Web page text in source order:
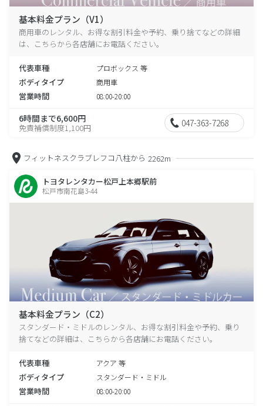
基本料金プラン（V1）
商用車のレンタル、お得な割引料金や予約、乗り捨てなどの詳細
は、こちらから各店舗にお電話ください。
代表車種 プロボックス 等
ボディタイプ 商用車
営業時間 08:00-20:00
6時間まで6,600円
免責補償制度1,100円 047-363-7268
フィットネスクラブレフコ八柱から 2262m
トヨタレンタカー松戸上本郷駅前
松戸市南花島3-44
基本料金プラン（C2）
スタンダード・ミドルのレンタル、お得な割引料金や予約、乗り
捨てなどの詳細は、こちらから各店舗にお電話ください。
代表車種 アクア 等
ボディタイプ スタンダード・ミドル
営業時間 08:00-20:00